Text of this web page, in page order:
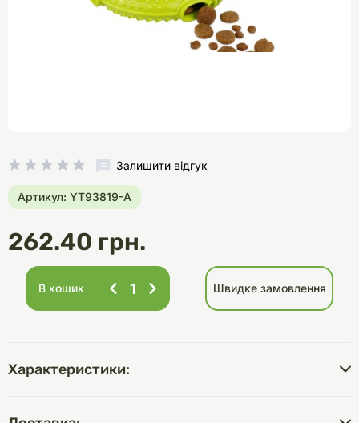
Залишити відгук
Артикул: YT93819-A
262.40 грн.
В кошик Швидке замовлення
Характеристики: